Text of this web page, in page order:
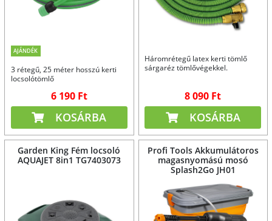
AJÁNDÉK
3 rétegű, 25 méter hosszú kerti
locsolótömlő
6 190 Ft
KOSÁRBA
Háromrétegű latex kerti tömlő
sárgaréz tömlővégekkel.
8 090 Ft
KOSÁRBA
Garden King Fém locsoló
AQUAJET 8in1 TG7403073
Profi Tools Akkumulátoros
magasnyomású mosó
Splash2Go JH01